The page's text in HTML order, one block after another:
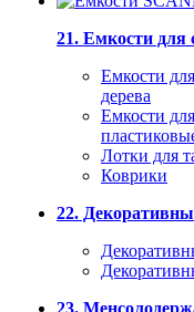
21. Емкости для
Емкости
дерева
Емкости
Лотки для
Коврики
22.
23.